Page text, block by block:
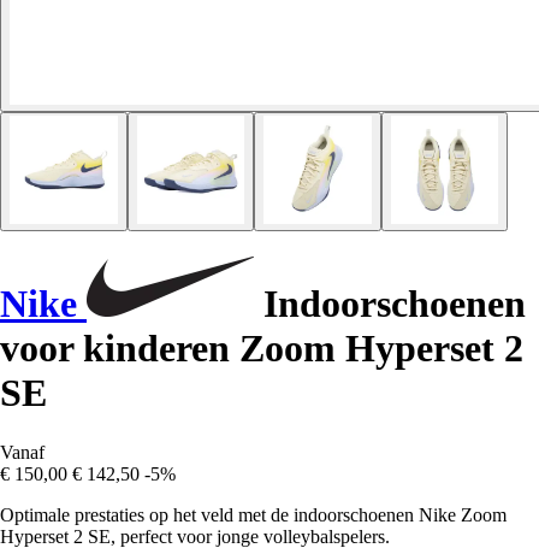
Nike
Indoorschoenen
voor kinderen Zoom Hyperset 2
SE
Vanaf
€ 150,00 € 142,50 -5%
Optimale prestaties op het veld met de indoorschoenen Nike Zoom
Hyperset 2 SE, perfect voor jonge volleybalspelers.